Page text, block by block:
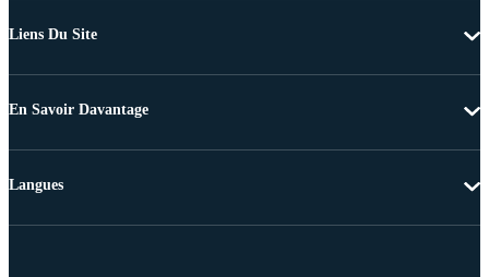
Liens Du Site
En Savoir Davantage
Langues